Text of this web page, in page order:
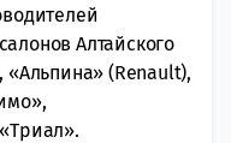
Алтайского
«Альпина» (Renault),